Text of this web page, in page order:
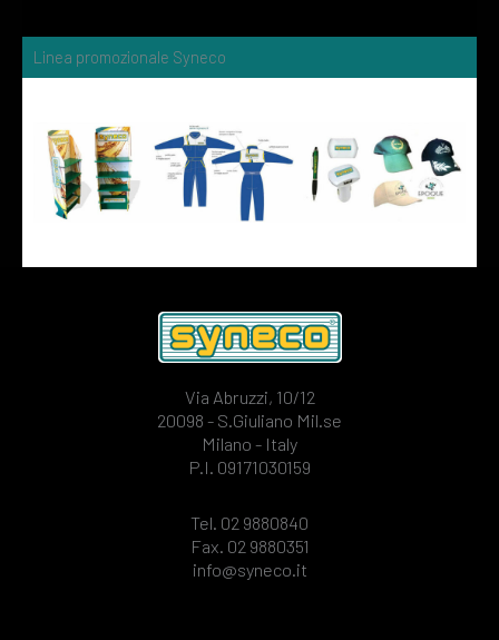
Linea promozionale Syneco
Via Abruzzi, 10/12
20098 - S.Giuliano Mil.se
Milano - Italy
P.I. 09171030159
Tel. 02 9880840
Fax. 02 9880351
info@syneco.it